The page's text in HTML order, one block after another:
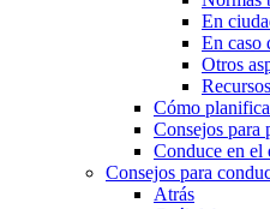
En
En caso
Otros
Cómo
Consejos para
Conduce en el
Consejos para
Atrás